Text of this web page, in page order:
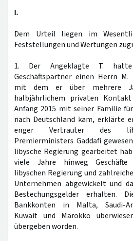
I.
Dem Urteil liegen im
Feststellungen und Wertungen
1. Der Angeklagte T.
Geschäftspartner einen Herrn M.
mit dem er über mehrere
halbjährlichem privaten
Anfang 2015 mit seiner Familie
nach Deutschland kam, erklärte
enger Vertrauter des
Premierministers Gaddafi
libysche Regierung gearbeitet
viele Jahre hinweg
libyschen Regierung und
Unternehmen abgewickelt und
Bestechungsgelder erhalten.
Bankkonten in Malta, Saudi-
Kuwait und Marokko
übergeben worden.